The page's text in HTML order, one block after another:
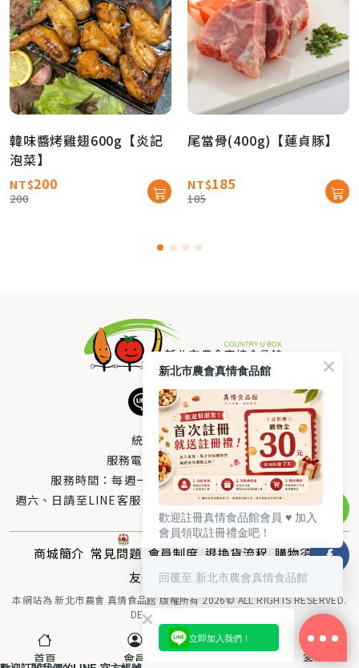
韓味醬烤雞翅600g【炎記
泡菜】
NT$200
200
尾當骨(400g)【蓮貞豚】
NT$185
185
統編：33378005
服務電話：0800-666-980
服務時間：每週一至週五AM 8：10～PM 5：00
週六、日請至LINE客服留言 LINE@帳號搜尋：@uboxorg
商城簡介 常見問題 會員制度 退換貨流程 購物須知
友情連結 聯絡我們
本網站為 新北市農會 真情食品館 版權所有 2026© ALL RIGHTS RESERVED.
DESIGNED BY
首頁 會員 客服
新北市農會真情食品館
歡迎註冊真情食品館會員 ♥️ 加入
會員領取註冊禮金吧！
回覆至 新北市農會真情食品館
立即加入我們！